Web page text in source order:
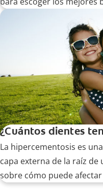
Entre ahora.
¿Cuántos dientes
La hipercementosis es
capa externa de la raíz
sobre cómo puede